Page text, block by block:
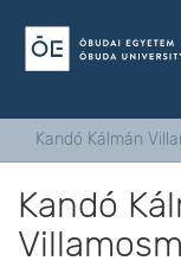
Kandó Kálmán
Kandó